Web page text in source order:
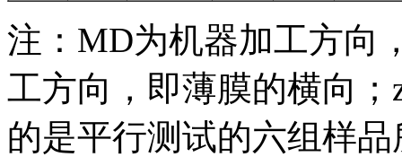
注：MD为机器加工方向
工方向，即薄膜的横向
的是平行测试的六组样